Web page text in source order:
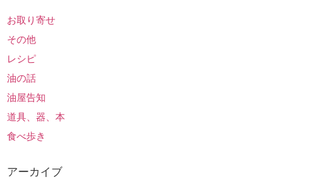
お取り寄せ
その他
レシピ
油の話
油屋告知
道具、器、本
食べ歩き
アーカイブ